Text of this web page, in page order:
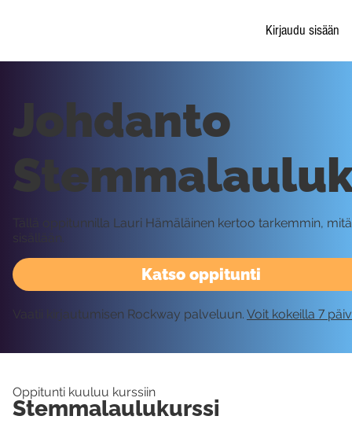
Kirjaudu sisään
Katso oppitunti
Johdanto
Tällä oppitunnilla Lauri Hämäläinen kertoo tarkemmin,
sisällään.
Vaatii kirjautumisen Rockway palveluun. Voit kokeilla 7
Oppitunti kuuluu kurssiin
Stemmalaulukurssi